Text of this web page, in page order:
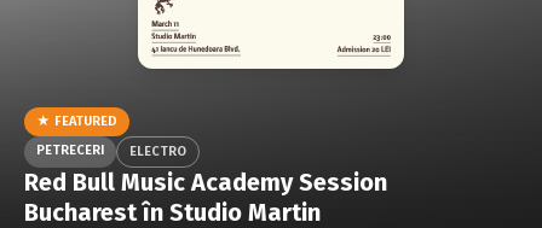
Caută în site...
★ FEATURED
PETRECERI
ELECTRO
Red Bull Music Academy Session
Bucharest în Studio Martin